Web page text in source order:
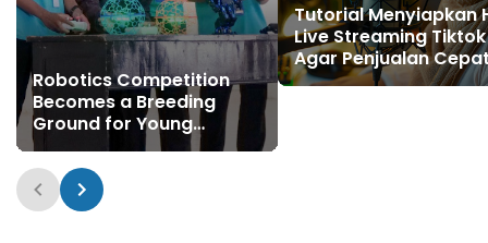
Robotics Competition
Becomes a Breeding
Ground for Young
Innovators in Lumajang
Tutorial Menyiapkan
Live Streaming Tiktok
Agar Penjualan
Melesat